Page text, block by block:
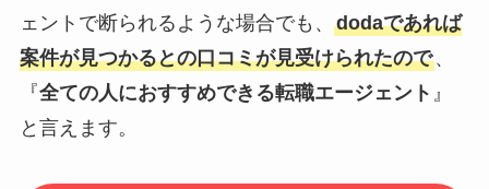
ェントで断られるような場合でも、 dodaであれば
案件が見つかるとの口コミが見受けられたので、
『全ての人におすすめできる転職エージェント 』
と言えます。